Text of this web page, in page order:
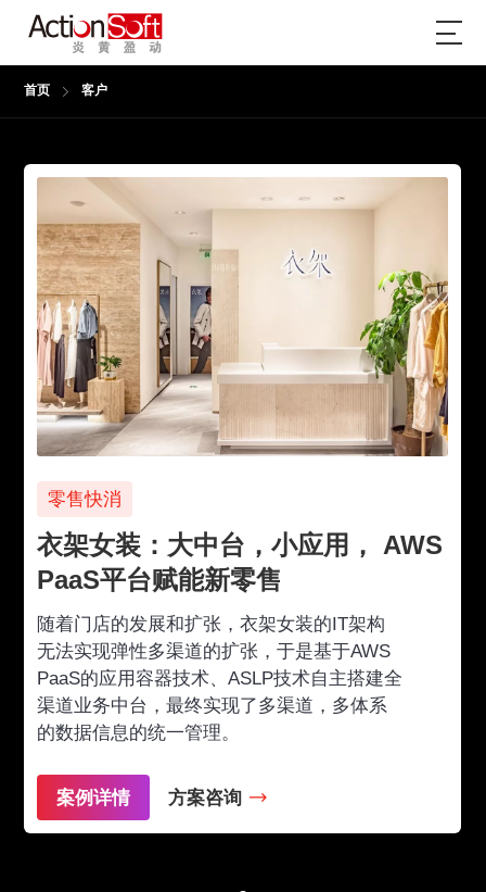
首页 客户
零售快消
衣架女装：大中台，小应用， AWS
PaaS平台赋能新零售
随着门店的发展和扩张，衣架女装的IT架构
无法实现弹性多渠道的扩张，于是基于AWS
PaaS的应用容器技术、ASLP技术自主搭建全
渠道业务中台，最终实现了多渠道，多体系
的数据信息的统一管理。
案例详情 方案咨询